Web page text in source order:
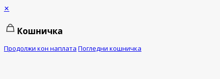
✕
Кошничка
Продолжи кон наплата Погледни кошничка